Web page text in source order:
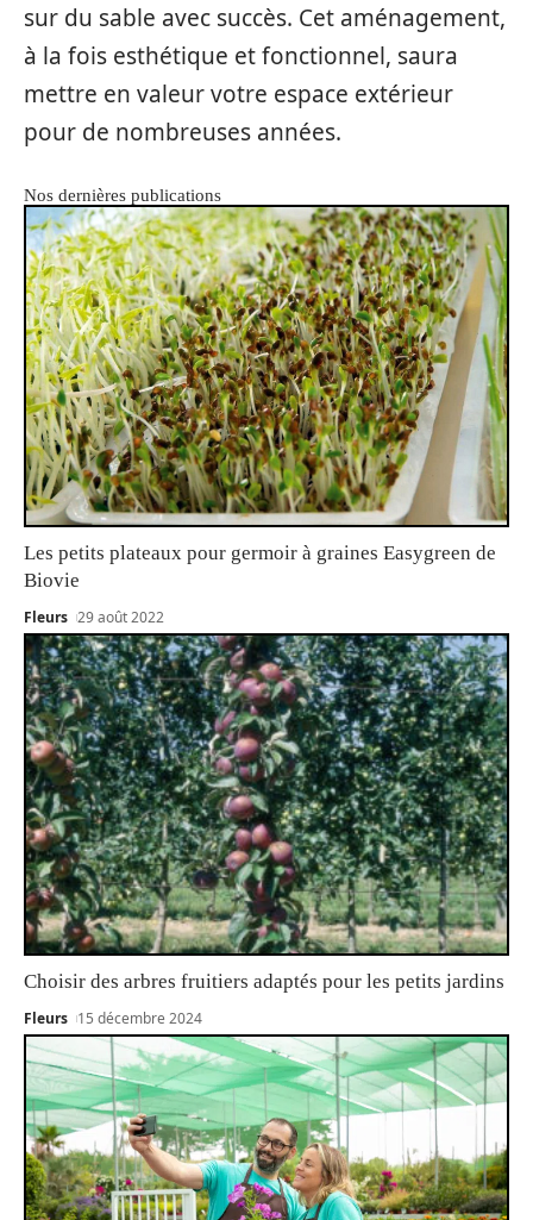
sur du sable avec succès. Cet aménagement,
à la fois esthétique et fonctionnel, saura
mettre en valeur votre espace extérieur
pour de nombreuses années.
Nos dernières publications
Les petits plateaux pour germoir à graines Easygreen de
Biovie
Fleurs 29 août 2022
Choisir des arbres fruitiers adaptés pour les petits jardins
Fleurs 15 décembre 2024